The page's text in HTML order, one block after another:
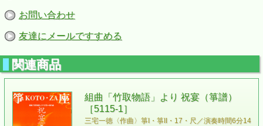
お問い合わせ
友達にメールですすめる
関連商品
組曲「竹取物語」より 祝宴（箏譜）
［5115-1］
三宅一徳〈作曲〉 箏I・箏II・17・尺／演奏時間6分14